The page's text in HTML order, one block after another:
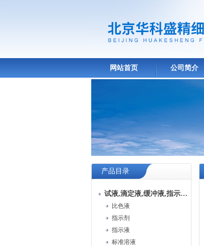
网站首页 公司简介
产品目录
试液,滴定液,缓冲液,指示液,试纸
比色液
指示剂
指示液
标准溶液